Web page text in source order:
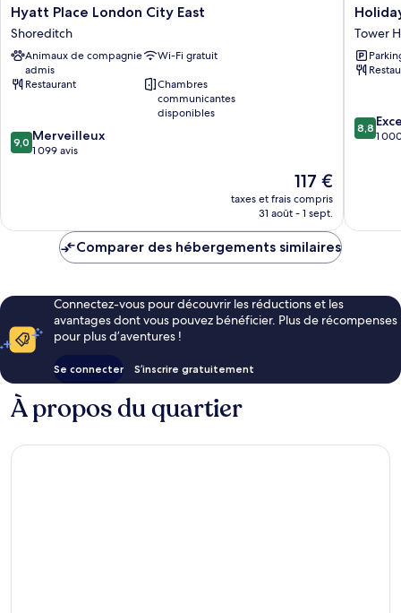
Hyatt
Place
London
City
East
Shoreditch
Hyatt Place London City East
Shoreditch
Animaux de compagnie
admis
Wi-Fi gratuit
Restaurant
Chambres
communicantes
disponibles
9.0
sur
9,0 Merveilleux
1 099 avis
Le
nouveau
prix
de
117 €
taxes et frais compris
31 août - 1 sept.
Holiday
Inn
London
-
Tower
Hamlets
Tower
8.8
sur
8,8
1
Comparer des hébergements similaires
Connectez-vous pour découvrir les réductions et les
avantages dont vous pouvez bénéficier. Plus de récompenses
pour plus d’aventures !
Se connecter S’inscrire gratuitement
À propos du quartier